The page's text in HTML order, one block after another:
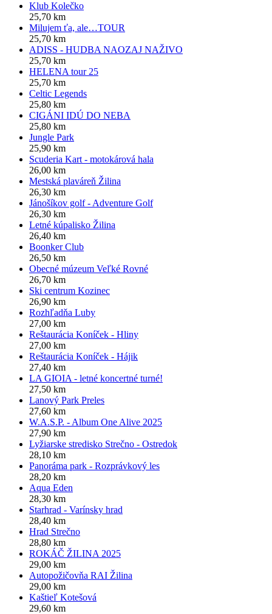
Klub Kolečko
25,70 km
Milujem ťa, ale…TOUR
25,70 km
ADISS - HUDBA NAOZAJ NAŽIVO
25,70 km
HELENA tour 25
25,70 km
Celtic Legends
25,80 km
CIGÁNI IDÚ DO NEBA
25,80 km
Jungle Park
25,90 km
Scuderia Kart - motokárová hala
26,00 km
Mestská plaváreň Žilina
26,30 km
Jánošíkov golf - Adventure Golf
26,30 km
Letné kúpalisko Žilina
26,40 km
Boonker Club
26,50 km
Obecné múzeum Veľké Rovné
26,70 km
Ski centrum Kozinec
26,90 km
Rozhľadňa Luby
27,00 km
Reštaurácia Koníček - Hliny
27,00 km
Reštaurácia Koníček - Hájik
27,40 km
LA GIOIA - letné koncertné turné!
27,50 km
Lanový Park Preles
27,60 km
W.A.S.P. - Album One Alive 2025
27,90 km
Lyžiarske stredisko Strečno - Ostredok
28,10 km
Panoráma park - Rozprávkový les
28,20 km
Aqua Eden
28,30 km
Starhrad - Varínsky hrad
28,40 km
Hrad Strečno
28,80 km
ROKÁČ ŽILINA 2025
29,00 km
Autopožičovňa RAI Žilina
29,00 km
Kaštieľ Kotešová
29,60 km